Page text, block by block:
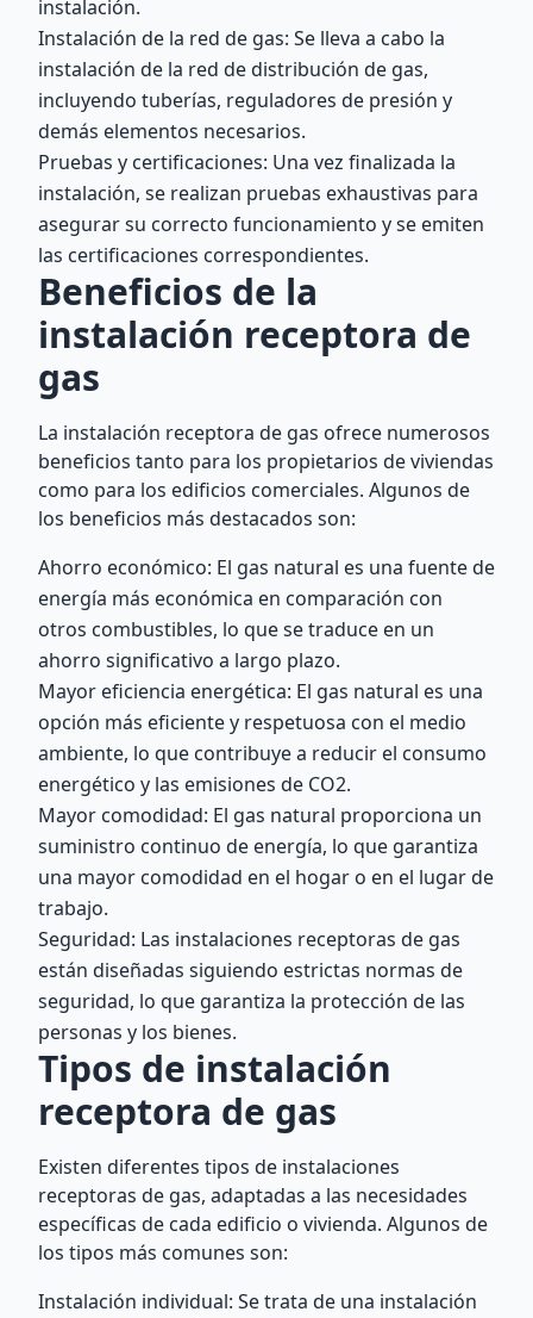
instalación.
Instalación de la red de gas: Se lleva a cabo la
instalación de la red de distribución de gas,
incluyendo tuberías, reguladores de presión y
demás elementos necesarios.
Pruebas y certificaciones: Una vez finalizada la
instalación, se realizan pruebas exhaustivas para
asegurar su correcto funcionamiento y se emiten
las certificaciones correspondientes.
Beneficios de la
instalación receptora de
gas
La instalación receptora de gas ofrece numerosos
beneficios tanto para los propietarios de viviendas
como para los edificios comerciales. Algunos de
los beneficios más destacados son:
Ahorro económico: El gas natural es una fuente de
energía más económica en comparación con
otros combustibles, lo que se traduce en un
ahorro significativo a largo plazo.
Mayor eficiencia energética: El gas natural es una
opción más eficiente y respetuosa con el medio
ambiente, lo que contribuye a reducir el consumo
energético y las emisiones de CO2.
Mayor comodidad: El gas natural proporciona un
suministro continuo de energía, lo que garantiza
una mayor comodidad en el hogar o en el lugar de
trabajo.
Seguridad: Las instalaciones receptoras de gas
están diseñadas siguiendo estrictas normas de
seguridad, lo que garantiza la protección de las
personas y los bienes.
Tipos de instalación
receptora de gas
Existen diferentes tipos de instalaciones
receptoras de gas, adaptadas a las necesidades
específicas de cada edificio o vivienda. Algunos de
los tipos más comunes son:
Instalación individual: Se trata de una instalación